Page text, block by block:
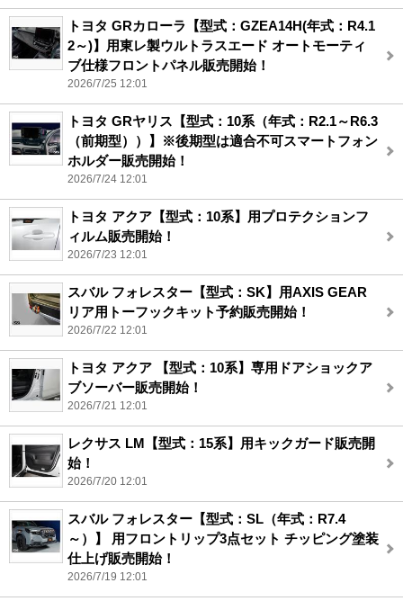
トヨタ GRカローラ【型式：GZEA14H(年式：R4.1
2～)】用東レ製ウルトラスエード オートモーティ
ブ仕様フロントパネル販売開始！
2026/7/25 12:01
トヨタ GRヤリス【型式：10系（年式：R2.1～R6.3
（前期型））】※後期型は適合不可スマートフォン
ホルダー販売開始！
2026/7/24 12:01
トヨタ アクア【型式：10系】用プロテクションフ
ィルム販売開始！
2026/7/23 12:01
スバル フォレスター【型式：SK】用AXIS GEAR
リア用トーフックキット予約販売開始！
2026/7/22 12:01
トヨタ アクア 【型式：10系】専用ドアショックア
ブソーバー販売開始！
2026/7/21 12:01
レクサス LM【型式：15系】用キックガード販売開
始！
2026/7/20 12:01
スバル フォレスター【型式：SL（年式：R7.4
～）】 用フロントリップ3点セット チッピング塗装
仕上げ販売開始！
2026/7/19 12:01